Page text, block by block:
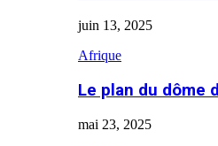
juin 13, 2025
Afrique
Le plan du dôme
mai 23, 2025